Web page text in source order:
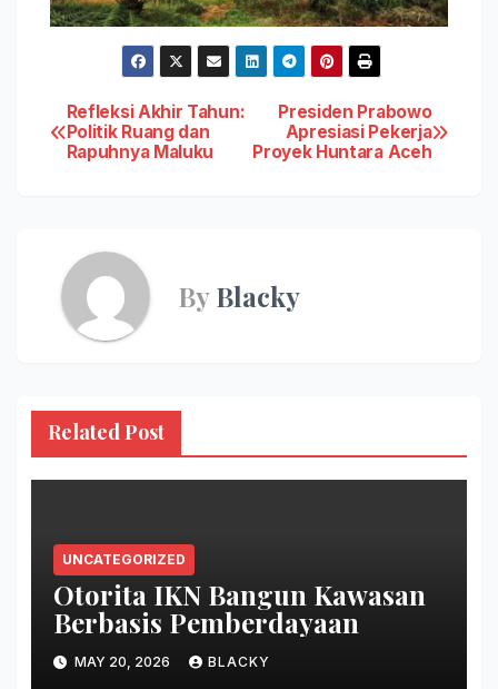
Post
navigation
Presiden Prabowo
Apresiasi Pekerja
Proyek Huntara Aceh
Refleksi Akhir Tahun:
Politik Ruang dan
Rapuhnya Maluku
ByBlacky
Related Post
UNCATEGORIZED
Otorita IKN Bangun Kawasan
Berbasis Pemberdayaan
MAY 20, 2026 BLACKY